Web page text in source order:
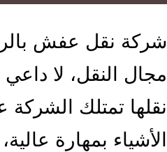
شركة نقل عفش
مجال النقل، لا
نقلها تمتلك
الأشياء بمهارة